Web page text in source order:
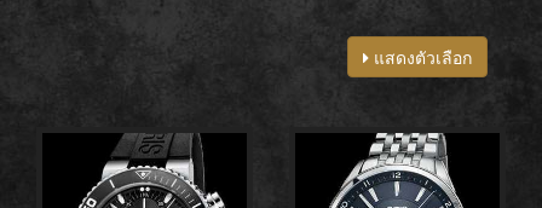
แสดงตัวเลือก